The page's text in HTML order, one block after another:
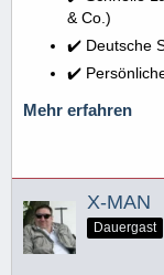
& Co.)
✔️ Deutsche
✔️
Mehr erfahren
X-MAN
Dauergast